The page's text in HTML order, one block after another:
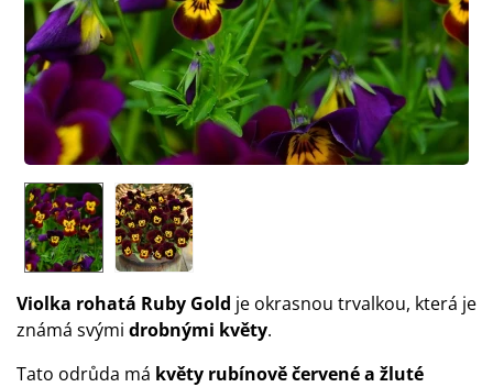
Violka rohatá Ruby Gold je okrasnou trvalkou, která je
známá svými drobnými květy.
Tato odrůda má květy rubínově červené a žluté